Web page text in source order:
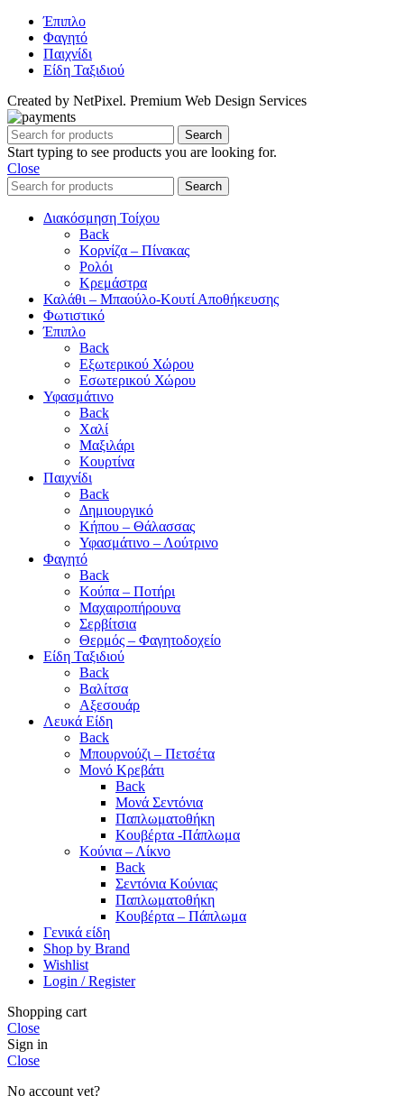
Έπιπλο
Φαγητό
Παιχνίδι
Είδη Ταξιδιού
Created by NetPixel. Premium Web Design Services
Search
Start typing to see products you are looking for.
Close
Search
Διακόσμηση Τοίχου
Back
Κορνίζα – Πίνακας
Ρολόι
Κρεμάστρα
Καλάθι – Μπαούλο-Κουτί Αποθήκευσης
Φωτιστικό
Έπιπλο
Back
Εξωτερικού Χώρου
Εσωτερικού Χώρου
Υφασμάτινο
Back
Χαλί
Μαξιλάρι
Κουρτίνα
Παιχνίδι
Back
Δημιουργικό
Κήπου – Θάλασσας
Υφασμάτινο – Λούτρινο
Φαγητό
Back
Κούπα – Ποτήρι
Μαχαιροπήρουνα
Σερβίτσια
Θερμός – Φαγητοδοχείο
Είδη Ταξιδιού
Back
Βαλίτσα
Αξεσουάρ
Λευκά Είδη
Back
Μπουρνούζι – Πετσέτα
Μονό Κρεβάτι
Back
Μονά Σεντόνια
Παπλωματοθήκη
Κουβέρτα -Πάπλωμα
Κούνια – Λίκνο
Back
Σεντόνια Κούνιας
Παπλωματοθήκη
Κουβέρτα – Πάπλωμα
Γενικά είδη
Shop by Brand
Wishlist
Login / Register
Shopping cart
Close
Sign in
Close
No account yet?